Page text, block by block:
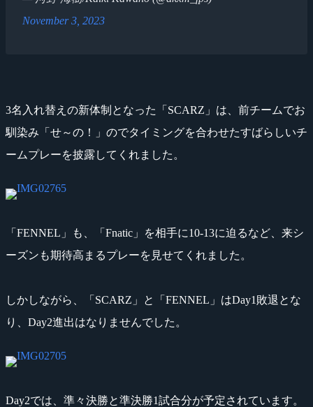
November 3, 2023
3名入れ替えの新体制となった「SCARZ」は、前チームでお
馴染み「せ～の！」のでタイミングを合わせたすばらしいチ
ームプレーを披露してくれました。
「FENNEL」も、「Fnatic」を相手に10-13に迫るなど、来シ
ーズンも期待高まるプレーを見せてくれました。
しかしながら、「SCARZ」と「FENNEL」はDay1敗退とな
り、Day2進出はなりませんでした。
Day2では、準々決勝と準決勝1試合分が予定されています。